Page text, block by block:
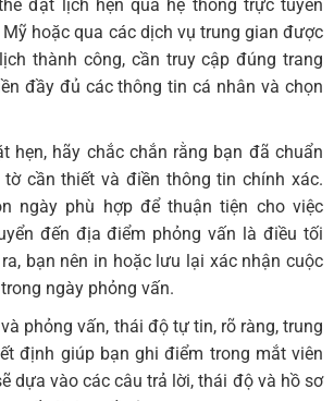
đặt lịch hẹn qua hệ thống trực tuyến
hoặc qua các dịch vụ trung gian được
thành công, cần truy cập đúng trang
đầy đủ các thông tin cá nhân và chọn
hẹn, hãy chắc chắn rằng bạn đã chuẩn
cần thiết và điền thông tin chính xác.
ngày phù hợp để thuận tiện cho việc
đến địa điểm phỏng vấn là điều tối
bạn nên in hoặc lưu lại xác nhận cuộc
ngày phỏng vấn.
phỏng vấn, thái độ tự tin, rõ ràng, trung
định giúp bạn ghi điểm trong mắt viên
dựa vào các câu trả lời, thái độ và hồ sơ